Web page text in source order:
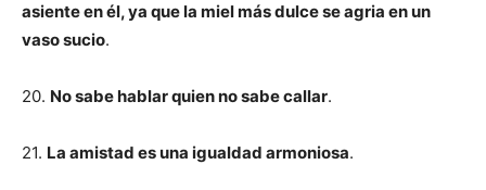
asiente en él, ya que la miel más dulce se agria en un
vaso sucio.
20. No sabe hablar quien no sabe callar.
21. La amistad es una igualdad armoniosa.